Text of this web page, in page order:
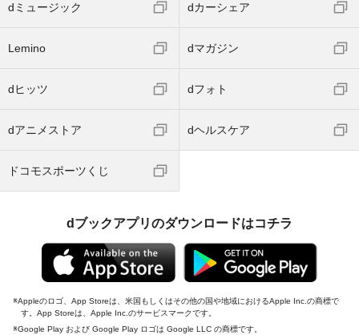
dミュージック dカーシェア
Lemino dマガジン
dヒッツ dフォト
dアニメストア dヘルスケア
ドコモスポーツくじ
dブックアプリのダウンロードはコチラ
Appleのロゴ、App Storeは、米国もしくはその他の国や地域におけるApple Inc.の商標で
す。App Storeは、Apple Inc.のサービスマークです。
Google Play および Google Play ロゴは Google LLC の商標です。